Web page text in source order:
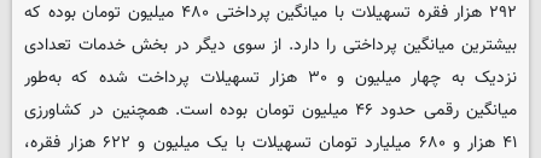
۲۹۲ هزار فقره تسهیلات با میانگین پرداختی ۴۸۰ میلیون تومان بوده که
بیشترین میانگین پرداختی را دارد. از سوی دیگر در بخش خدمات تعدادی
نزدیک به چهار میلیون و ۳۰ هزار تسهیلات پرداخت شده که به‌طور
میانگین رقمی حدود ۴۶ میلیون تومان بوده است. همچنین در کشاورزی
۴۱ هزار و ۶۸۰ میلیارد تومان تسهیلات با یک میلیون و ۶۲۲ هزار فقره،